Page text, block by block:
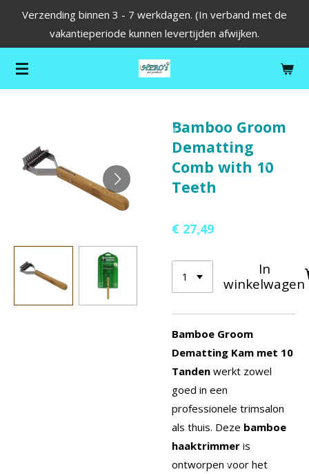
de
hoofdinhoud
Verzending binnen 3 - 7 werkdagen. (In verband met de
vakantieperiode kunnen levertijden afwijken.
Bamboo Groom
Dematting
Comb with 10
Teeth
€ 27,49
In
winkelwagen
Bamboe Groom
Dematting Kam met 10
Tanden werkt zowel
goed in een
professionele trimsalon
als thuis. Deze bamboe
haaktrimmer is
ontworpen voor het